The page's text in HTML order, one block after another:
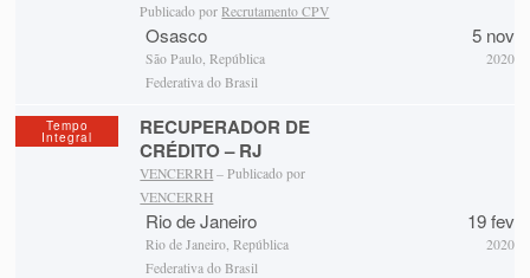
Publicado porRecrutamento CPV
Osasco
São Paulo, República
Federativa do Brasil
5 nov
2020
Tempo
Integral
RECUPERADOR DE
CRÉDITO – RJ
VENCERRH – Publicado por
VENCERRH
Rio de Janeiro
Rio de Janeiro, República
Federativa do Brasil
19 fev
2020